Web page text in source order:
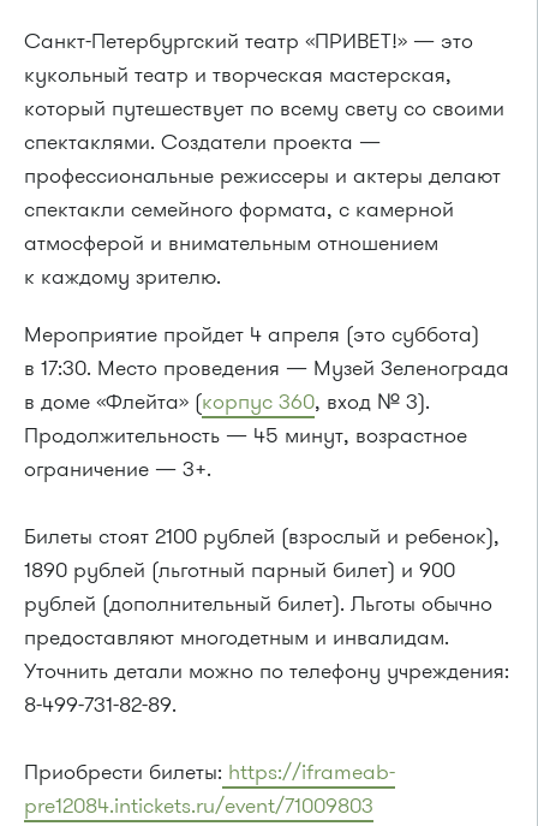
Санкт-Петербургский театр «ПРИВЕТ!» — это
кукольный театр и творческая мастерская,
который путешествует по всему свету со своими
спектаклями. Создатели проекта —
профессиональные режиссеры и актеры делают
спектакли семейного формата, с камерной
атмосферой и внимательным отношением
к каждому зрителю.
Мероприятие пройдет 4 апреля (это суббота)
в 17:30. Место проведения — Музей Зеленограда
в доме «Флейта» (корпус 360, вход № 3).
Продолжительность — 45 минут, возрастное
ограничение — 3+.
Билеты стоят 2100 рублей (взрослый и ребенок),
1890 рублей (льготный парный билет) и 900
рублей (дополнительный билет). Льготы обычно
предоставляют многодетным и инвалидам.
Уточнить детали можно по телефону учреждения:
8-499-731-82-89.
Приобрести билеты: https://iframeab-
pre12084.intickets.ru/event/71009803